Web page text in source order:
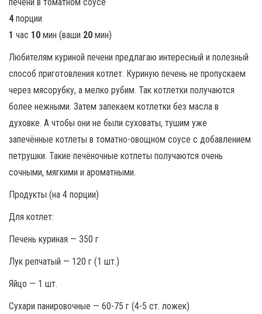
4порции
1 час 10 мин (ваши 20 мин)
Любителям куриной печени предлагаю интересный и полезный
способ приготовления котлет. Куриную печень не пропускаем
через мясорубку, а мелко рубим. Так котлетки получаются
более нежными. Затем запекаем котлетки без масла в
духовке. А чтобы они не были суховаты, тушим уже
запечённые котлеты в томатно-овощном соусе с добавлением
петрушки. Такие печёночные котлеты получаются очень
сочными, мягкими и ароматными.
Продукты (на 4 порции)
Для котлет:
Печень куриная — 350 г
Лук репчатый — 120 г (1 шт.)
Яйцо — 1 шт.
Сухари панировочные — 60-75 г (4-5 ст. ложек)